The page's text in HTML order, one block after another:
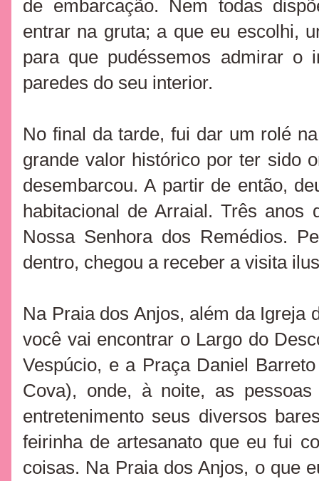
de embarcação. Nem todas
entrar na gruta; a que eu escolhi,
para que pudéssemos admirar
paredes do seu interior.
No final da tarde, fui dar um rolé
grande valor histórico por ter sido
desembarcou. A partir de então,
habitacional de Arraial. Três
Nossa Senhora dos Remédios.
dentro, chegou a receber a visita
Na Praia dos Anjos, além da Igreja
você vai encontrar o Largo do
Vespúcio, e a Praça Daniel
Cova), onde, à noite, as
entretenimento seus diversos
feirinha de artesanato que eu fui
coisas. Na Praia dos Anjos, o que